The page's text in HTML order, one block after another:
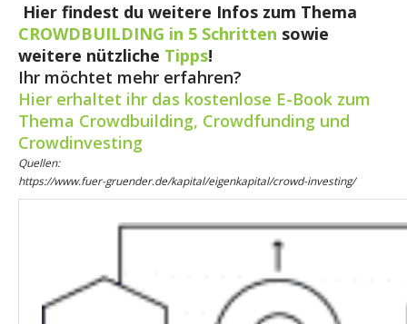
Hier findest du weitere Infos zum Thema
CROWDBUILDING in 5 Schritten sowie
weitere nützliche Tipps!
Ihr möchtet mehr erfahren?
Hier erhaltet ihr das kostenlose E-Book zum
Thema Crowdbuilding, Crowdfunding und
Crowdinvesting
Quellen:
https://www.fuer-gruender.de/kapital/eigenkapital/crowd-investing/